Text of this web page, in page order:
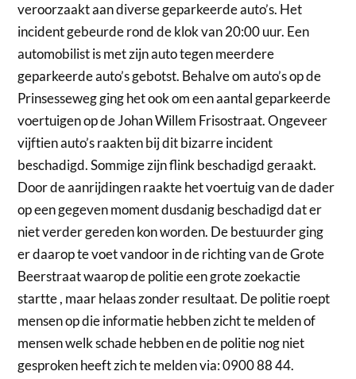
veroorzaakt aan diverse geparkeerde auto’s. Het
incident gebeurde rond de klok van 20:00 uur. Een
automobilist is met zijn auto tegen meerdere
geparkeerde auto’s gebotst. Behalve om auto’s op de
Prinsesseweg ging het ook om een aantal geparkeerde
voertuigen op de Johan Willem Frisostraat. Ongeveer
vijftien auto’s raakten bij dit bizarre incident
beschadigd. Sommige zijn flink beschadigd geraakt.
Door de aanrijdingen raakte het voertuig van de dader
op een gegeven moment dusdanig beschadigd dat er
niet verder gereden kon worden. De bestuurder ging
er daarop te voet vandoor in de richting van de Grote
Beerstraat waarop de politie een grote zoekactie
startte , maar helaas zonder resultaat. De politie roept
mensen op die informatie hebben zicht te melden of
mensen welk schade hebben en de politie nog niet
gesproken heeft zich te melden via: 0900 88 44.